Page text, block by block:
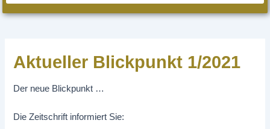
Aktueller Blickpunkt 1/2021
Der neue Blickpunkt …
Die Zeitschrift informiert Sie: